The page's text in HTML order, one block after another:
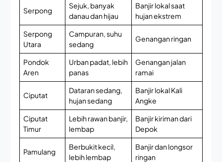
Serpong
Sejuk, banyak
danau dan hijau
Banjir lokal saat
hujan ekstrem
Serpong
Utara
Campuran, suhu
sedang
Genangan ringan
Pondok
Aren
Urban padat, lebih
panas
Genangan jalan
ramai
Ciputat
Dataran sedang,
hujan sedang
Banjir lokal Kali
Angke
Ciputat
Timur
Lebih rawan banjir,
lembap
Banjir kiriman dari
Depok
Pamulang
Berbukit kecil,
lebih lembap
Banjir dan longsor
ringan